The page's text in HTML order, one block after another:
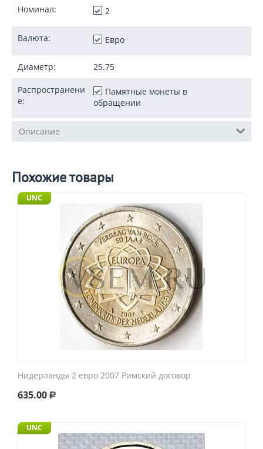
Номинал: 2
Валюта: Евро
Диаметр: 25.75
Распространени
е:
Памятные монеты в
обращении
Описание
Похожие товары
UNC
Нидерланды 2 евро 2007 Римский договор
635.00 Р
UNC